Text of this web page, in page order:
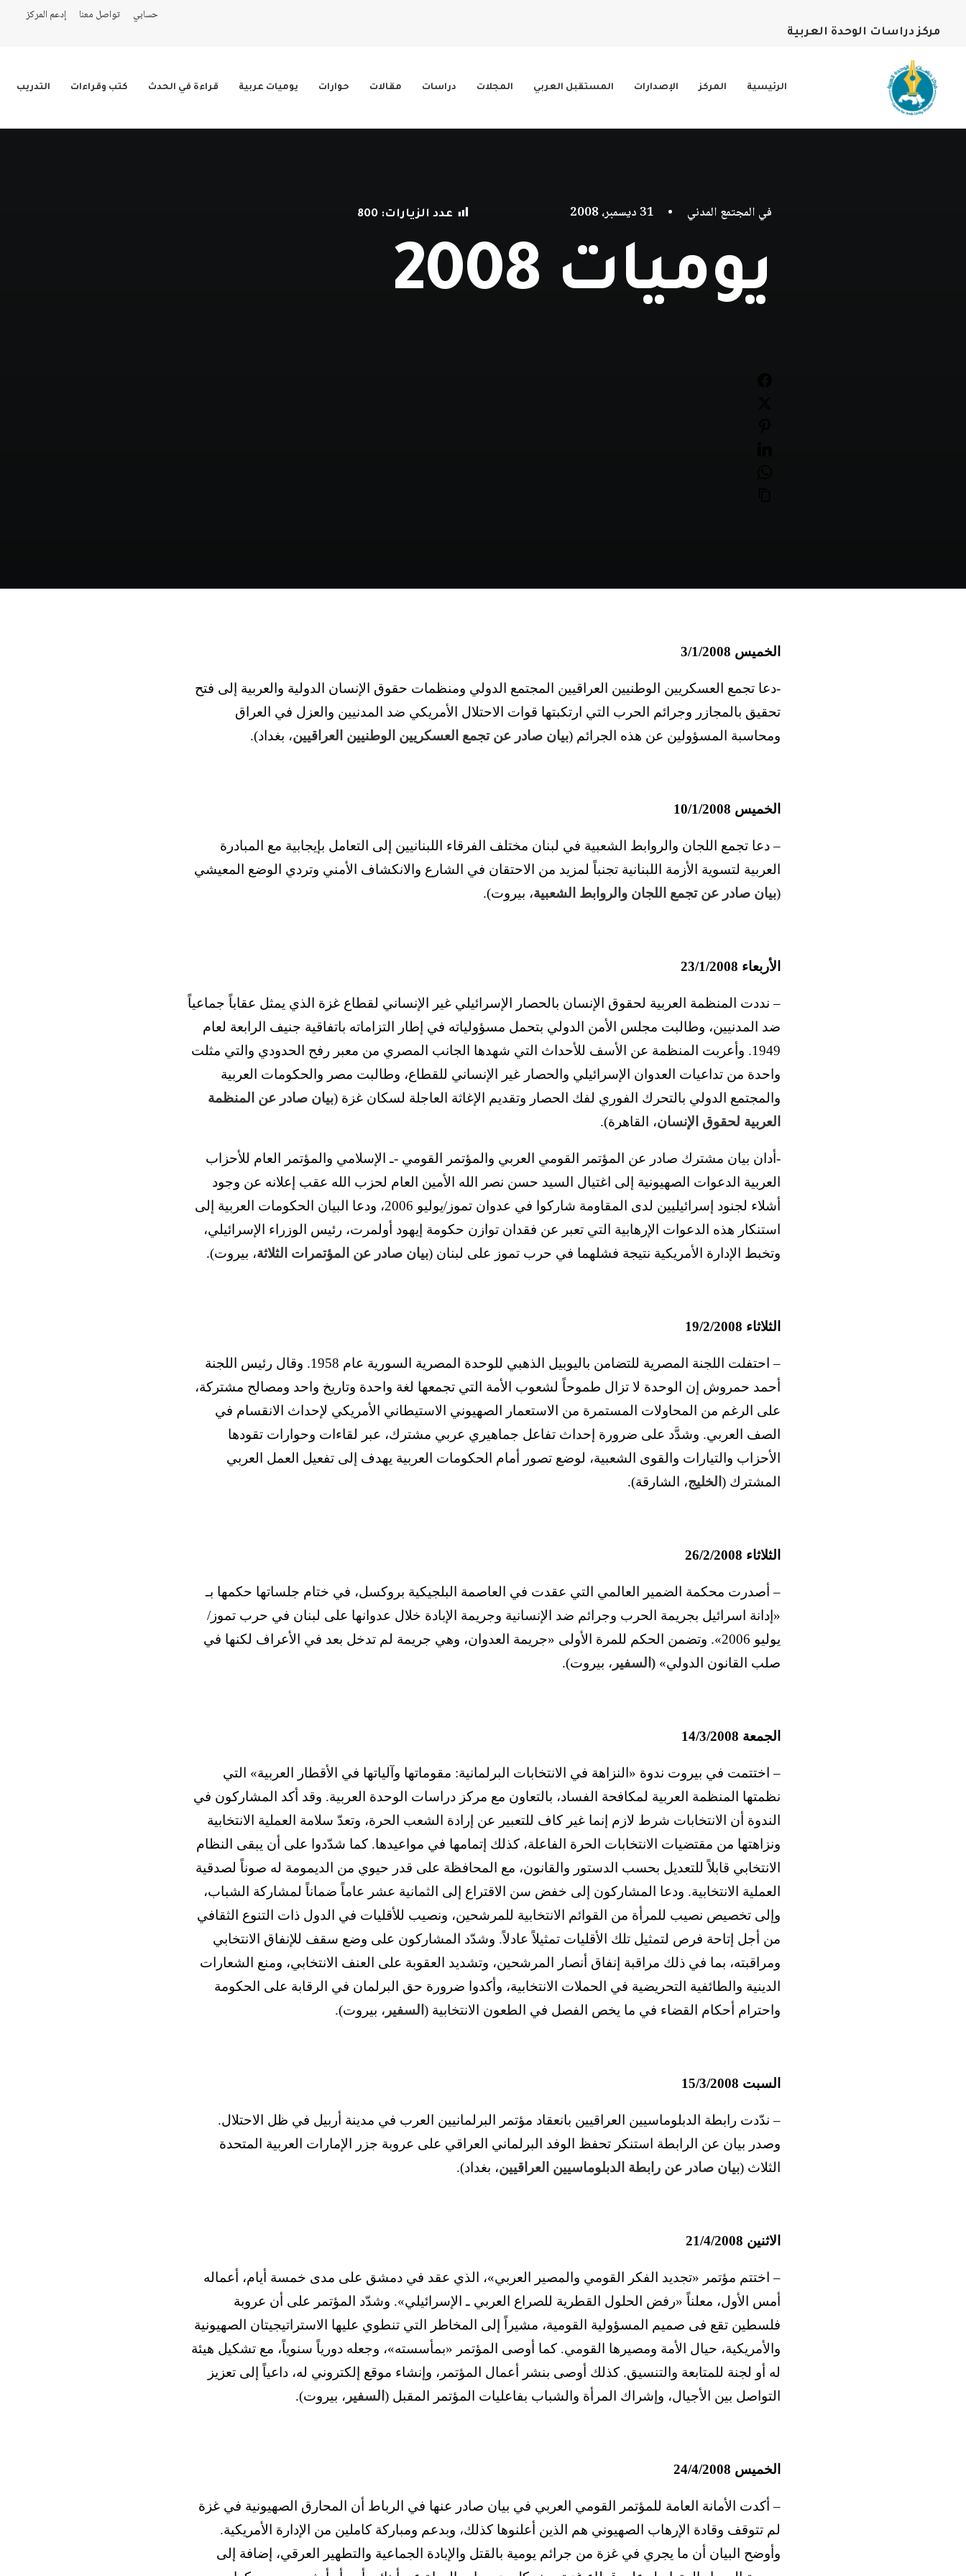
مركز دراسات الوحدة العربية
حسابي تواصل معنا إدعم المركز
الرئيسية المركز الإصدارات المستقبل العربي المجلات دراسات مقالات حوارات يوميات عربية قراءة في الحدث كتب وقراءات التدريب
في المجتمع المدني • 31 ديسمبر، 2008 عدد الزيارات: 800
يوميات 2008
الخميس 3/1/2008
-دعا تجمع العسكريين الوطنيين العراقيين المجتمع الدولي ومنظمات حقوق الإنسان الدولية والعربية إلى فتح
تحقيق بالمجازر وجرائم الحرب التي ارتكبتها قوات الاحتلال الأمريكي ضد المدنيين والعزل في العراق
ومحاسبة المسؤولين عن هذه الجرائم (بيان صادر عن تجمع العسكريين الوطنيين العراقيين، بغداد).
الخميس 10/1/2008
– دعا تجمع اللجان والروابط الشعبية في لبنان مختلف الفرقاء اللبنانيين إلى التعامل بإيجابية مع المبادرة
العربية لتسوية الأزمة اللبنانية تجنباً لمزيد من الاحتقان في الشارع والانكشاف الأمني وتردي الوضع المعيشي
(بيان صادر عن تجمع اللجان والروابط الشعبية، بيروت).
الأربعاء 23/1/2008
– نددت المنظمة العربية لحقوق الإنسان بالحصار الإسرائيلي غير الإنساني لقطاع غزة الذي يمثل عقاباً جماعياً
ضد المدنيين، وطالبت مجلس الأمن الدولي بتحمل مسؤولياته في إطار التزاماته باتفاقية جنيف الرابعة لعام
1949. وأعربت المنظمة عن الأسف للأحداث التي شهدها الجانب المصري من معبر رفح الحدودي والتي مثلت
واحدة من تداعيات العدوان الإسرائيلي والحصار غير الإنساني للقطاع، وطالبت مصر والحكومات العربية
والمجتمع الدولي بالتحرك الفوري لفك الحصار وتقديم الإغاثة العاجلة لسكان غزة (بيان صادر عن المنظمة
العربية لحقوق الإنسان، القاهرة).
-أدان بيان مشترك صادر عن المؤتمر القومي العربي والمؤتمر القومي -ـ الإسلامي والمؤتمر العام للأحزاب
العربية الدعوات الصهيونية إلى اغتيال السيد حسن نصر الله الأمين العام لحزب الله عقب إعلانه عن وجود
أشلاء لجنود إسرائيليين لدى المقاومة شاركوا في عدوان تموز/يوليو 2006، ودعا البيان الحكومات العربية إلى
استنكار هذه الدعوات الإرهابية التي تعبر عن فقدان توازن حكومة إيهود أولمرت، رئيس الوزراء الإسرائيلي،
وتخبط الإدارة الأمريكية نتيجة فشلهما في حرب تموز على لبنان (بيان صادر عن المؤتمرات الثلاثة، بيروت).
الثلاثاء 19/2/2008
– احتفلت اللجنة المصرية للتضامن باليوبيل الذهبي للوحدة المصرية السورية عام 1958. وقال رئيس اللجنة
أحمد حمروش إن الوحدة لا تزال طموحاً لشعوب الأمة التي تجمعها لغة واحدة وتاريخ واحد ومصالح مشتركة،
على الرغم من المحاولات المستمرة من الاستعمار الصهيوني الاستيطاني الأمريكي لإحداث الانقسام في
الصف العربي. وشدَّد على ضرورة إحداث تفاعل جماهيري عربي مشترك، عبر لقاءات وحوارات تقودها
الأحزاب والتيارات والقوى الشعبية، لوضع تصور أمام الحكومات العربية يهدف إلى تفعيل العمل العربي
المشترك ( الخليج، الشارقة).
الثلاثاء 26/2/2008
– أصدرت محكمة الضمير العالمي التي عقدت في العاصمة البلجيكية بروكسل، في ختام جلساتها حكمها بـ
«إدانة اسرائيل بجريمة الحرب وجرائم ضد الإنسانية وجريمة الإبادة خلال عدوانها على لبنان في حرب تموز/
يوليو 2006». وتضمن الحكم للمرة الأولى «جريمة العدوان، وهي جريمة لم تدخل بعد في الأعراف لكنها في
صلب القانون الدولي» (السفير ، بيروت).
الجمعة 14/3/2008
– اختتمت في بيروت ندوة «النزاهة في الانتخابات البرلمانية: مقوماتها وآلياتها في الأقطار العربية» التي
نظمتها المنظمة العربية لمكافحة الفساد، بالتعاون مع مركز دراسات الوحدة العربية. وقد أكد المشاركون في
الندوة أن الانتخابات شرط لازم إنما غير كاف للتعبير عن إرادة الشعب الحرة، وتعدّ سلامة العملية الانتخابية
ونزاهتها من مقتضيات الانتخابات الحرة الفاعلة، كذلك إتمامها في مواعيدها. كما شدّدوا على أن يبقى النظام
الانتخابي قابلاً للتعديل بحسب الدستور والقانون، مع المحافظة على قدر حيوي من الديمومة له صوناً لصدقية
العملية الانتخابية. ودعا المشاركون إلى خفض سن الاقتراع إلى الثمانية عشر عاماً ضماناً لمشاركة الشباب،
وإلى تخصيص نصيب للمرأة من القوائم الانتخابية للمرشحين، ونصيب للأقليات في الدول ذات التنوع الثقافي
من أجل إتاحة فرص لتمثيل تلك الأقليات تمثيلاً عادلاً. وشدّد المشاركون على وضع سقف للإنفاق الانتخابي
ومراقبته، بما في ذلك مراقبة إنفاق أنصار المرشحين، وتشديد العقوبة على العنف الانتخابي، ومنع الشعارات
الدينية والطائفية التحريضية في الحملات الانتخابية، وأكدوا ضرورة حق البرلمان في الرقابة على الحكومة
واحترام أحكام القضاء في ما يخص الفصل في الطعون الانتخابية ( السفير ، بيروت).
السبت 15/3/2008
– ندّدت رابطة الدبلوماسيين العراقيين بانعقاد مؤتمر البرلمانيين العرب في مدينة أربيل في ظل الاحتلال.
وصدر بيان عن الرابطة استنكر تحفظ الوفد البرلماني العراقي على عروبة جزر الإمارات العربية المتحدة
الثلاث (بيان صادر عن رابطة الدبلوماسيين العراقيين، بغداد).
الاثنين 21/4/2008
– اختتم مؤتمر «تجديد الفكر القومي والمصير العربي»، الذي عقد في دمشق على مدى خمسة أيام، أعماله
أمس الأول، معلناً «رفض الحلول القطرية للصراع العربي ـ الإسرائيلي». وشدّد المؤتمر على أن عروبة
فلسطين تقع فى صميم المسؤولية القومية، مشيراً إلى المخاطر التي تنطوي عليها الاستراتيجيتان الصهيونية
والأمريكية، حيال الأمة ومصيرها القومي. كما أوصى المؤتمر «بمأسسته»، وجعله دورياً سنوياً، مع تشكيل هيئة
له أو لجنة للمتابعة والتنسيق. كذلك أوصى بنشر أعمال المؤتمر، وإنشاء موقع إلكتروني له، داعياً إلى تعزيز
التواصل بين الأجيال، وإشراك المرأة والشباب بفاعليات المؤتمر المقبل ( السفير ، بيروت).
الخميس 24/4/2008
– أكدت الأمانة العامة للمؤتمر القومي العربي في بيان صادر عنها في الرباط أن المحارق الصهيونية في غزة
لم تتوقف وقادة الإرهاب الصهيوني هم الذين أعلنوها كذلك، وبدعم ومباركة كاملين من الإدارة الأمريكية.
وأوضح البيان أن ما يجري في غزة من جرائم يومية بالقتل والإبادة الجماعية والتطهير العرقي، إضافة إلى